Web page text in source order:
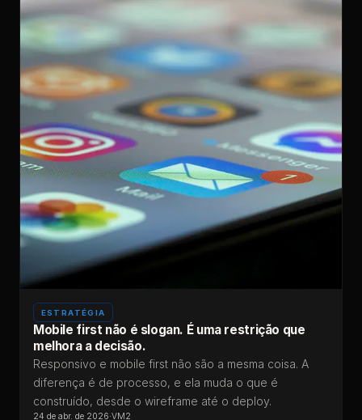
ESTRATÉGIA
Mobile first não é slogan. É uma restrição que
melhora a decisão.
Responsivo e mobile first não são a mesma coisa. A
diferença é de processo, e ela muda o que é
construído, desde o wireframe até o deploy.
24 de abr. de 2026·VM2